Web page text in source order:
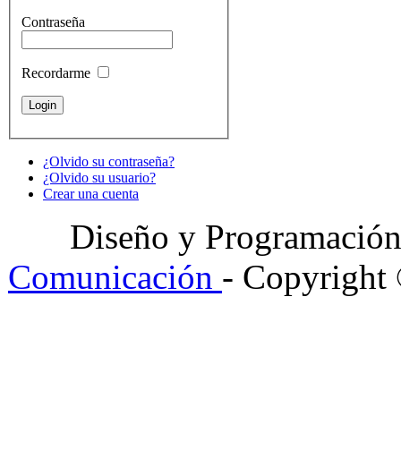
Contraseña
Recordarme
¿Olvido su contraseña?
¿Olvido su usuario?
Crear una cuenta
Diseño y
Comunicación - Copyright